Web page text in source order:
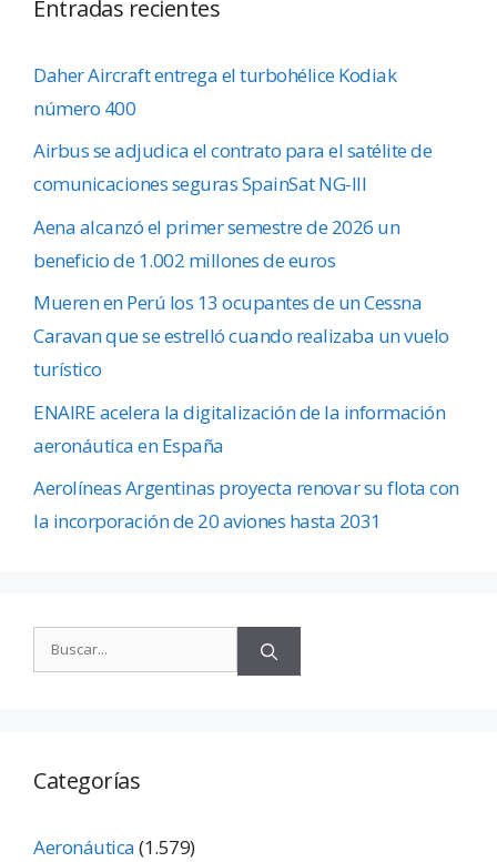
Entradas recientes
Daher Aircraft entrega el turbohélice Kodiak
número 400
Airbus se adjudica el contrato para el satélite de
comunicaciones seguras SpainSat NG-III
Aena alcanzó el primer semestre de 2026 un
beneficio de 1.002 millones de euros
Mueren en Perú los 13 ocupantes de un Cessna
Caravan que se estrelló cuando realizaba un vuelo
turístico
ENAIRE acelera la digitalización de la información
aeronáutica en España
Aerolíneas Argentinas proyecta renovar su flota con
la incorporación de 20 aviones hasta 2031
Categorías
Aeronáutica(1.579)